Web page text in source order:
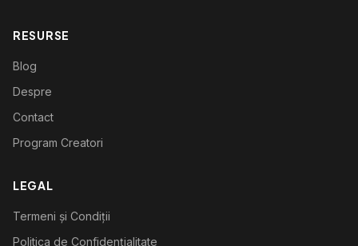
RESURSE
Blog
Despre
Contact
Program Creatori
LEGAL
Termeni și Condiții
Politica de Confidențialitate